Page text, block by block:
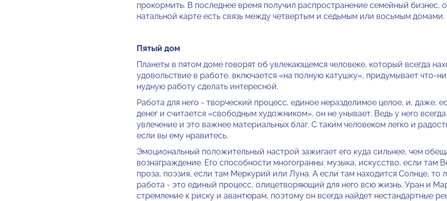
прокор­мить. В последнее время получил распространение семейный бизнес,
натальной карте есть связь между четвертым и седь­мым или восьмым домами.
Пятый дом
Планеты в пятом доме говорят об увлекающемся человеке, который всегда
удовольствие в работе, включается «на полную катушку», придумывает что-
нудную работу сделать интересной.
Работа для него - творческий процесс, единое неразделимое целое, и, даже,
денег и считается «свободным художником», он не унывает. Ведь у него
увлечение и это важнее материальных благ. С таким человеком легко и
если вы ему нравитесь.
Эмоциональный положительный настрой зажигает его куда сильнее, чем
вознаграждение. Его способности многогранны: музыка, искусство, если там
проза, поэзия, если там Меркурий или Луна. А если там находится Солнце, то
работа - это единый процесс, олицетворяющий для него всю жизнь. Уран и
стремление к риску и авантюрам, поэтому он всегда найдет нестандартные